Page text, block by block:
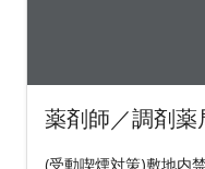
薬剤師／調剤薬
(受動喫煙対策)敷地内